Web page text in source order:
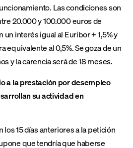
Las condiciones son
20.000 y 100.000 euros de
interés igual al Euribor + 1,5% y
equivalente al 0,5%. Se goza de un
y la carencia será de 18 meses.
a la prestación por desempleo
su actividad en
los 15 días anteriores a la petición
que tendría que haberse